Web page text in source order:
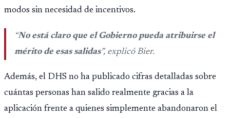
modos sin necesidad de incentivos.
“No está claro que el Gobierno pueda atribuirse el
mérito de esas salidas”, explicó Bier.
Además, el DHS no ha publicado cifras detalladas sobre
cuántas personas han salido realmente gracias a la
aplicación frente a quienes simplemente abandonaron el